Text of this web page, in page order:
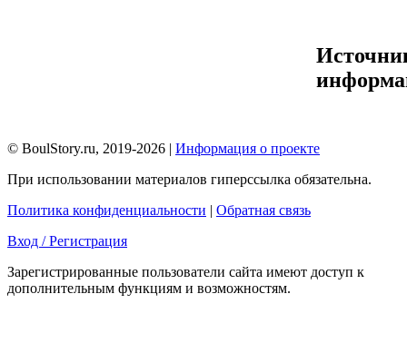
© BoulStory.ru, 2019-2026 | Информация о проекте
При использовании материалов гиперссылка обязательна.
Политика конфиденциальности | Обратная связь
Вход / Регистрация
Зарегистрированные пользователи сайта имеют доступ к
дополнительным функциям и возможностям.